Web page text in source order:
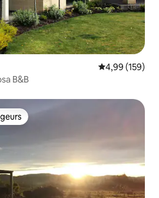
Évaluation
4,99 (159)
B&B
les plus appréciés